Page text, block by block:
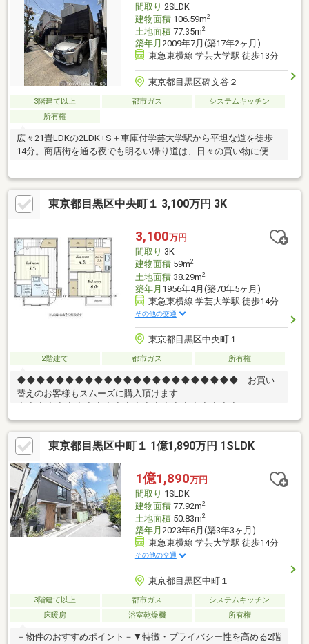
間取り 2SLDK
建物面積106.59m2
土地面積77.35m2
築年月 2009年7月(築17年2ヶ月)
東急東横線 学芸大学駅 徒歩13分
東京都目黒区碑文谷２
3階建て以上 都市ガス
システムキッチン
所有権
広々21畳LDKの2LDK+S＋車庫付学芸大学駅から平坦な道を徒歩
14分。商店街を通る夜でも明るい帰り道は、日々の買い物に便利
全面にも配慮されています。周辺は碑小学校（徒歩10分圏内）
や、清水池公園など水と緑に恵まれた豊かな住環境。さらに、
2026年6月の洋室ガラス交換をはじめ、水回り（浴室・トイレ・
IHコンロ等）の設備交換や面格子設置など、段階的にリフォーム
が施されており、室内コンディションも良好です。利便性と心地
よい住環境、そして安心の住まい心地が揃った一棟です。
東京都目黒区中央町１ 3,100万円 3K
3,100万円
間取り 3K
建物面積59m2
土地面積38.29m2
築年月 1956年4月(築70年5ヶ月)
東急東横線 学芸大学駅 徒歩14分
その他の交通
東京都目黒区中央町１
2階建て 都市ガス 所有権
◆◆◆◆◆◆◆◆◆◆◆◆◆◆◆◆◆◆◆◆◆◆◆ お買い
替えのお客様もスムーズに購入頂けます
資金計画のご相談受付中
◆◆◆◆◆◆◆◆◆◆◆◆◆◆◆◆◆◆◆◆◆◆◆※建築基準
法上道路に接道していないため、再建築不可となります。※売買
対象地から隣地へ越境がございます。※記載の築年月は増築年月
であり、実際の築年月は不詳です。
東京都目黒区中町１ 1億1,890万円 1SLDK
1億1,890万円
間取り 1SLDK
建物面積77.92m2
土地面積50.83m2
築年月 2023年6月(築3年3ヶ月)
東急東横線 学芸大学駅 徒歩14分
その他の交通
東京都目黒区中町１
3階建て以上 都市ガス
システムキッチン
床暖房
浴室乾燥機 所有権
－物件のおすすめポイント－▼特徴・プライバシー性を高める2階